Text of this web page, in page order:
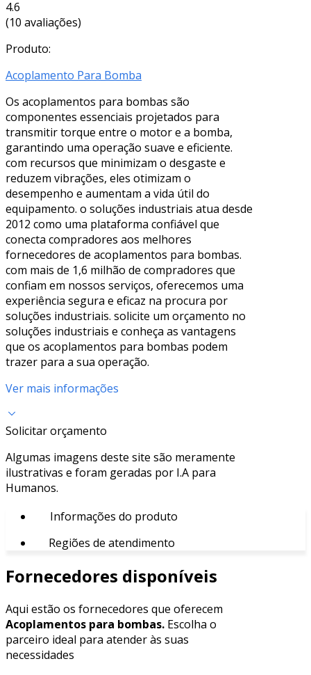
4.6
(10 avaliações)
Produto:
Acoplamento Para Bomba
Os acoplamentos para bombas são
componentes essenciais projetados para
transmitir torque entre o motor e a bomba,
garantindo uma operação suave e eficiente.
com recursos que minimizam o desgaste e
reduzem vibrações, eles otimizam o
desempenho e aumentam a vida útil do
equipamento. o soluções industriais atua desde
2012 como uma plataforma confiável que
conecta compradores aos melhores
fornecedores de acoplamentos para bombas.
com mais de 1,6 milhão de compradores que
confiam em nossos serviços, oferecemos uma
experiência segura e eficaz na procura por
soluções industriais. solicite um orçamento no
soluções industriais e conheça as vantagens
que os acoplamentos para bombas podem
trazer para a sua operação.
Ver mais informações
Solicitar orçamento
Algumas imagens deste site são meramente
ilustrativas e foram geradas por I.A para
Humanos.
Informações do produto
Regiões de atendimento
Fornecedores disponíveis
Aqui estão os fornecedores que oferecem
Acoplamentos para bombas. Escolha o
parceiro ideal para atender às suas
necessidades